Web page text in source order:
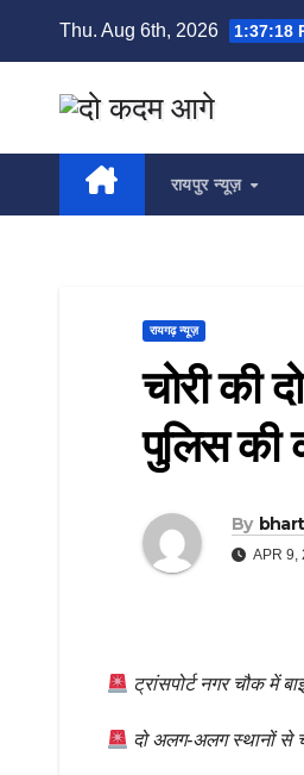
Thu. Aug 6th, 2026 1:37:19
रायपुर न्यूज़
रायगढ़ न्यूज़
चोरी की
पुलिस की
By
APR 9,
ट्रांसपोर्ट नगर चौक में
दो अलग-अलग स्थानों से